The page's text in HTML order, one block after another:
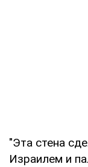
"Эта стена
Израилем и